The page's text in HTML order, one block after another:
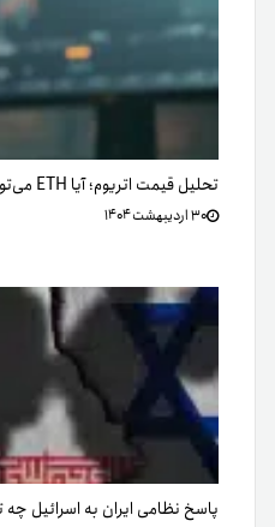
تحلیل قیمت اتریوم؛ آیا ETH می‌تواند سد مقاومت‌ها را بشکند؟
۳۰ اردیبهشت ۱۴۰۴
پاسخ نظامی ایران به اسرائیل چه